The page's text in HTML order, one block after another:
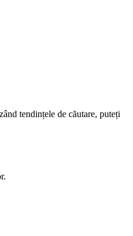
tendințele de căutare, puteți